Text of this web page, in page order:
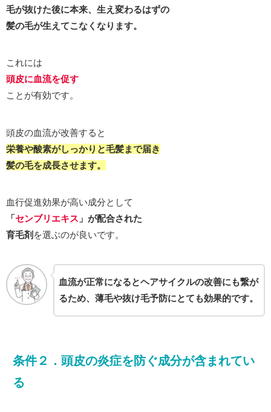
毛が抜けた後に本来、生え変わるはずの
髪の毛が生えてこなくなります。
これには
頭皮に血流を促す
ことが有効です。
頭皮の血流が改善すると
栄養や酸素がしっかりと毛髪まで届き
髪の毛を成長させます。
血行促進効果が高い成分として
「センブリエキス 」が配合された
育毛剤 を選ぶのが良いです。
血流が正常になるとヘアサイクルの改善にも繋が
るため、薄毛や抜け毛予防にとても効果的です。
条件２．頭皮の炎症を防ぐ成分が含まれてい
る